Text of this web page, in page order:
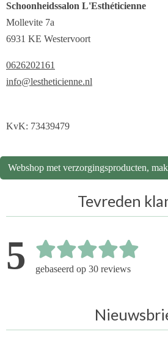
Schoonheidssalon L'Esthéticienne
Mollevite 7a
6931 KE Westervoort
0626202161
info@lestheticienne.nl
KvK: 73439479
Webshop met verzorgingsproducten,
Tevreden
5 gebaseerd op 30 reviews